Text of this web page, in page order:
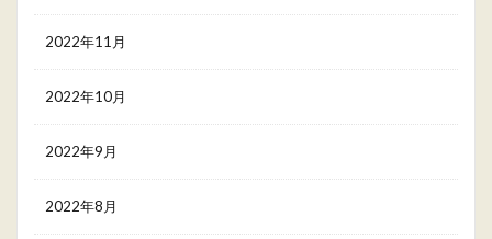
2022年11月
2022年10月
2022年9月
2022年8月